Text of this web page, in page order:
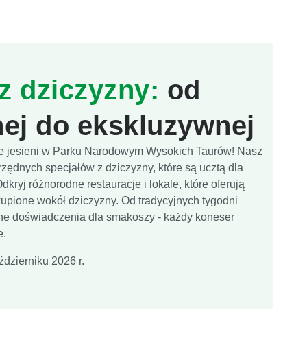
dziczyzny: od
do ekskluzywnej
jesieni w Parku Narodowym Wysokich Taurów! Nasz
specjałów z dziczyzny, które są ucztą dla
różnorodne restauracje i lokale, które oferują
wokół dziczyzny. Od tradycyjnych tygodni
doświadczenia dla smakoszy - każdy koneser
2026 r.